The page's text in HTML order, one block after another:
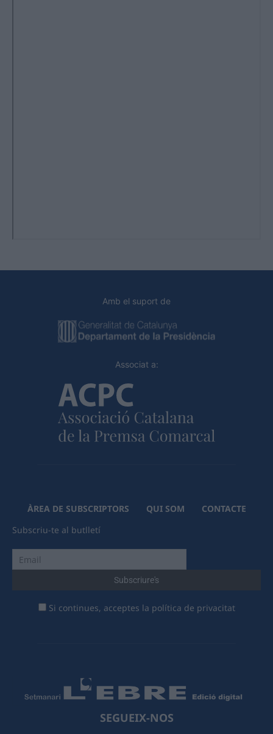
Amb el suport de
Associat a:
ÀREA DE SUBSCRIPTORS QUI SOM
CONTACTE
Subscriu-te al butlletí
Si continues, acceptes la política de privacitat
SEGUEIX-NOS